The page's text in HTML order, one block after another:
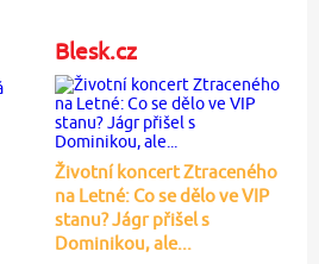
Blesk.cz
Životní koncert Ztraceného
na Letné: Co se dělo ve VIP
stanu? Jágr přišel s
Dominikou, ale...